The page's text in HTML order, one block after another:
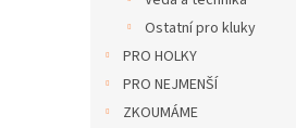
Ostatní pro kluky
PRO HOLKY
PRO NEJMENŠÍ
ZKOUMÁME